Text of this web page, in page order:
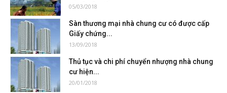
05/03/2018
Sàn thương mại nhà chung cư có được cấp
Giấy chứng...
13/09/2018
Thủ tục và chi phí chuyển nhượng nhà chung
cư hiện...
20/01/2018